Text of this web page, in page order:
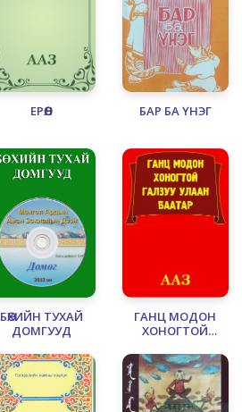
ЕРӨӨЛ БАР БА ҮНЭГ
БӨХИЙН ТУХАЙ
ДОМГУУД
ГАНЦ МОДОН
ХОНОГТОЙ
БААТАР